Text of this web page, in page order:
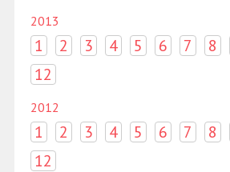
2013
1 2 3 4 5 6 7 8
12
2012
1 2 3 4 5 6 7 8
12